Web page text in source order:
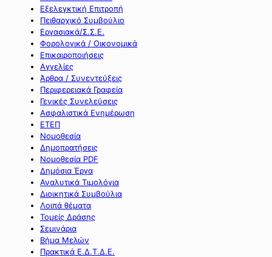
Εξελεγκτική Επιτροπή
Πειθαρχικό Συμβούλιο
Εργασιακά/Σ.Σ.Ε.
Φορολογικά / Οικονομικά
Επικαιροποιήσεις
Αγγελίες
Άρθρα / Συνεντεύξεις
Περιφερειακά Γραφεία
Γενικές Συνελεύσεις
Ασφαλιστικά Ενημέρωση
ΕΤΕΠ
Νομοθεσία
Δημοπρατήσεις
Νομοθεσία PDF
Δημόσια Έργα
Αναλυτικά Τιμολόγια
Διοικητικά Συμβούλια
Λοιπά θέματα
Τομείς Δράσης
Σεμινάρια
Βήμα Μελών
Πρακτικά Ε.Δ.Τ.Δ.Ε.